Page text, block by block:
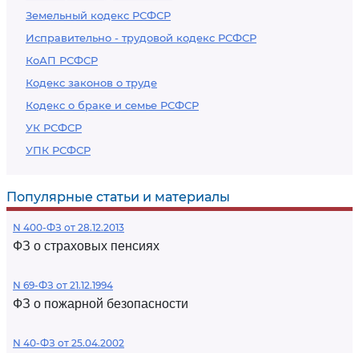
Земельный кодекс РСФСР
Исправительно - трудовой кодекс РСФСР
КоАП РСФСР
Кодекс законов о труде
Кодекс о браке и семье РСФСР
УК РСФСР
УПК РСФСР
Популярные статьи и материалы
N 400-ФЗ от 28.12.2013
ФЗ о страховых пенсиях
N 69-ФЗ от 21.12.1994
ФЗ о пожарной безопасности
N 40-ФЗ от 25.04.2002